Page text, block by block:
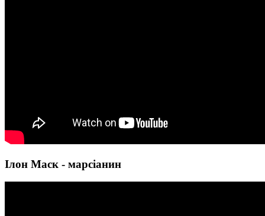
Ілон Маск - марсіанин